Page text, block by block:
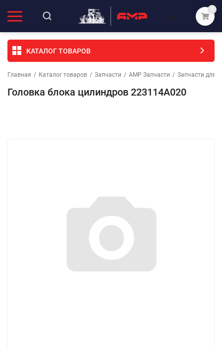
0
КАТАЛОГ ТОВАРОВ
Главная / Каталог товаров / Запчасти / АМР Запчасти / Запчасти для
Головка блока цилиндров 223114А020